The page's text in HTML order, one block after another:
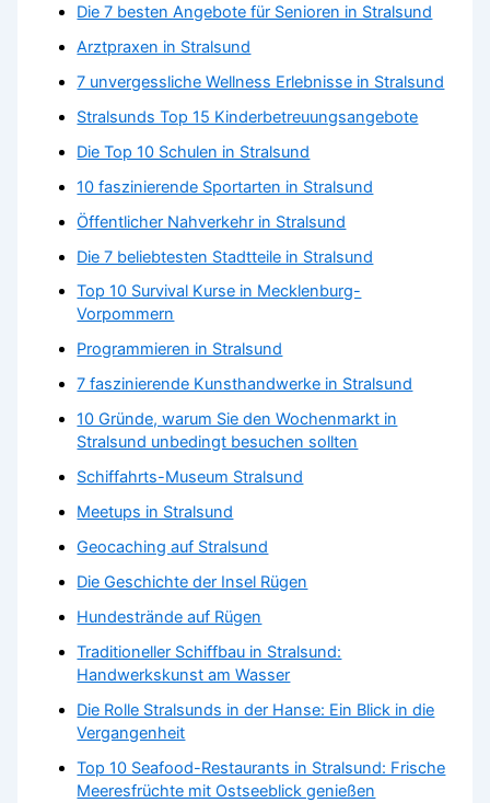
Die 7 besten Angebote für Senioren in Stralsund
Arztpraxen in Stralsund
7 unvergessliche Wellness Erlebnisse in Stralsund
Stralsunds Top 15 Kinderbetreuungsangebote
Die Top 10 Schulen in Stralsund
10 faszinierende Sportarten in Stralsund
Öffentlicher Nahverkehr in Stralsund
Die 7 beliebtesten Stadtteile in Stralsund
Top 10 Survival Kurse in Mecklenburg-
Vorpommern
Programmieren in Stralsund
7 faszinierende Kunsthandwerke in Stralsund
10 Gründe, warum Sie den Wochenmarkt in
Stralsund unbedingt besuchen sollten
Schiffahrts-Museum Stralsund
Meetups in Stralsund
Geocaching auf Stralsund
Die Geschichte der Insel Rügen
Hundestrände auf Rügen
Traditioneller Schiffbau in Stralsund:
Handwerkskunst am Wasser
Die Rolle Stralsunds in der Hanse: Ein Blick in die
Vergangenheit
Top 10 Seafood-Restaurants in Stralsund: Frische
Meeresfrüchte mit Ostseeblick genießen